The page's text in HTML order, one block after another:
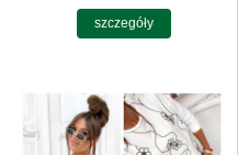
szczegóły